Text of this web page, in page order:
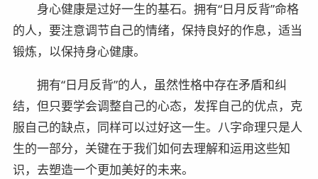
身心健康是过好一生的基石。拥有“日月反背”命格
的人，要注意调节自己的情绪，保持良好的作息，适当
锻炼，以保持身心健康。
拥有“日月反背”的人，虽然性格中存在矛盾和纠
结，但只要学会调整自己的心态，发挥自己的优点，克
服自己的缺点，同样可以过好这一生。八字命理只是人
生的一部分，关键在于我们如何去理解和运用这些知
识，去塑造一个更加美好的未来。